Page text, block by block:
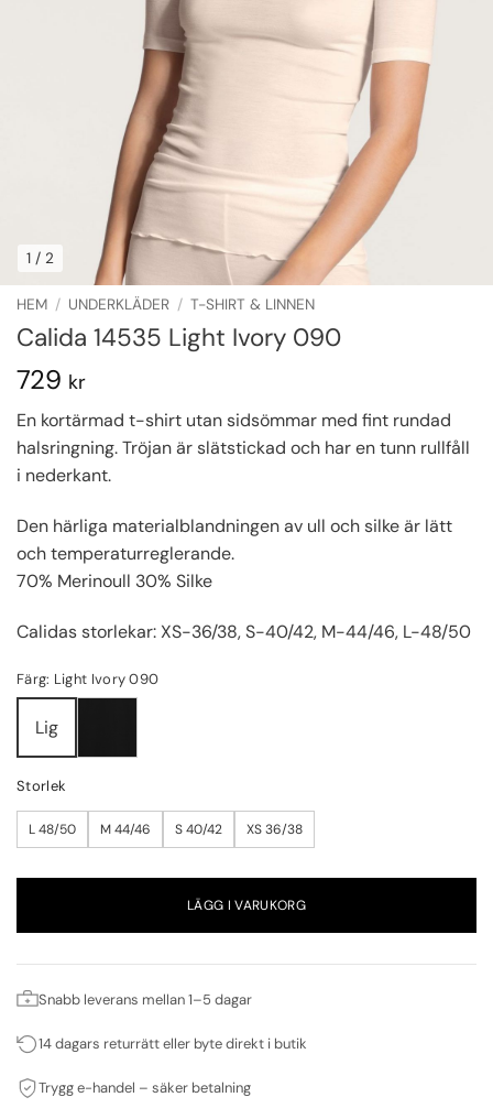
1 / 2
HEM / UNDERKLÄDER / T-SHIRT & LINNEN
Calida 14535 Light Ivory 090
729 kr
En kortärmad t-shirt utan sidsömmar med fint rundad
halsringning. Tröjan är slätstickad och har en tunn rullfåll
i nederkant.
Den härliga materialblandningen av ull och silke är lätt
och temperaturreglerande.
70% Merinoull 30% Silke
Calidas storlekar: XS-36/38, S-40/42, M-44/46, L-48/50
Färg: Light Ivory 090
Lig
Storlek
L 48/50 M 44/46 S 40/42 XS 36/38
LÄGG I VARUKORG
Snabb leverans mellan 1–5 dagar
14 dagars returrätt eller byte direkt i butik
Trygg e-handel – säker betalning